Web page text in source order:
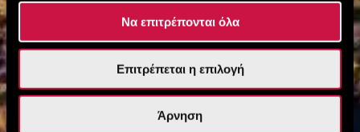
Να επιτρέπονται όλα
Επιτρέπεται η επιλογή
Άρνηση